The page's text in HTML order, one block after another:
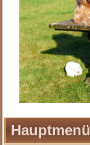
Hauptmenü